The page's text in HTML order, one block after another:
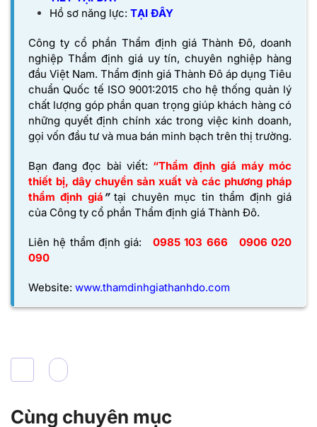
Hồ sơ năng lực: TẠI ĐÂY
Công ty cổ phần Thẩm định giá Thành Đô, doanh
nghiệp Thẩm định giá uy tín, chuyên nghiệp hàng
đầu Việt Nam. Thẩm định giá Thành Đô áp dụng Tiêu
chuẩn Quốc tế ISO 9001:2015 cho hệ thống quản lý
chất lượng góp phần quan trọng giúp khách hàng có
những quyết định chính xác trong việc kinh doanh,
gọi vốn đầu tư và mua bán minh bạch trên thị trường.
Bạn đang đọc bài viết: “Thẩm định giá máy móc
thiết bị, dây chuyền sản xuất và các phương pháp
thẩm định giá ” tại chuyên mục tin thẩm định giá
của Công ty cổ phần Thẩm định giá Thành Đô.
Liên hệ thẩm định giá: 0985 103 666
0906 020
090
Website: www.thamdinhgiathanhdo.com
Cùng chuyên mục